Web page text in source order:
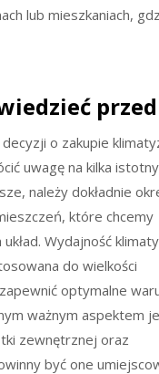
lub mieszkaniach,
o zakupie
uwagę na kilka
należy dokładnie
które chcemy
układ. Wydajność
do wielkości
optymalne
ważnym aspektem
zewnętrznej oraz
być one